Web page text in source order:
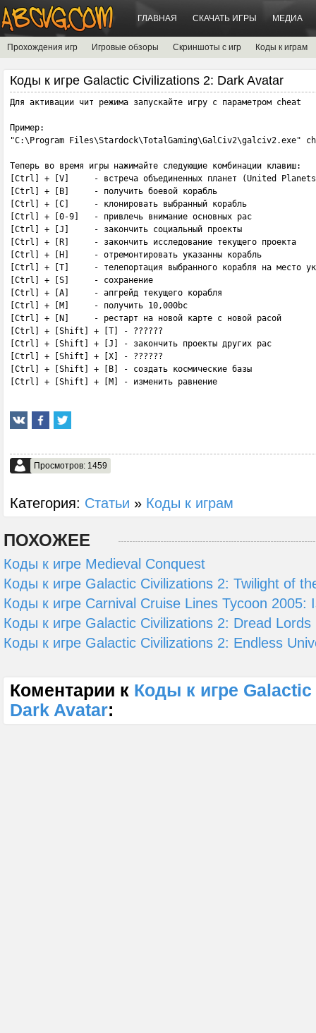
ГЛАВНАЯ СКАЧАТЬ ИГРЫ МЕДИА
Прохождения игр Игровые обзоры Скриншоты с игр Коды к играм
Коды к игре Galactic Civilizations 2: Dark Avatar
Для активации чит режима запускайте игру с параметром cheat
Пример:
"C:\Program Files\Stardock\TotalGaming\GalCiv2\galciv2.exe"
Теперь во время игры нажимайте следующие комбинации клавиш:
[Ctrl] + [V]     - встреча объединенных планет (United
[Ctrl] + [B]     - получить боевой корабль
[Ctrl] + [C]     - клонировать выбранный корабль
[Ctrl] + [0-9]   - привлечь внимание основных рас
[Ctrl] + [J]     - закончить социальный проекты
[Ctrl] + [R]     - закончить исследование текущего проекта
[Ctrl] + [H]     - отремонтировать указанны корабль
[Ctrl] + [T]     - телепортация выбранного корабля на место
[Ctrl] + [S]     - сохранение
[Ctrl] + [A]     - апгрейд текущего корабля
[Ctrl] + [M]     - получить 10,000bc
[Ctrl] + [N]     - рестарт на новой карте с новой расой
[Ctrl] + [Shift] + [T] - ??????
[Ctrl] + [Shift] + [J] - закончить проекты других рас
[Ctrl] + [Shift] + [X] - ??????
[Ctrl] + [Shift] + [B] - создать космические базы
[Ctrl] + [Shift] + [M] - изменить равнение
Просмотров: 1459
Категория: Статьи » Коды к играм
ПОХОЖЕЕ
Коды к игре Medieval Conquest
Коды к игре Galactic Civilizations 2: Twilight of
Коды к игре Carnival Cruise Lines Tycoon 2005:
Коды к игре Galactic Civilizations 2: Dread Lords
Коды к игре Galactic Civilizations 2: Endless
Коментарии к Коды к игре
Dark Avatar: